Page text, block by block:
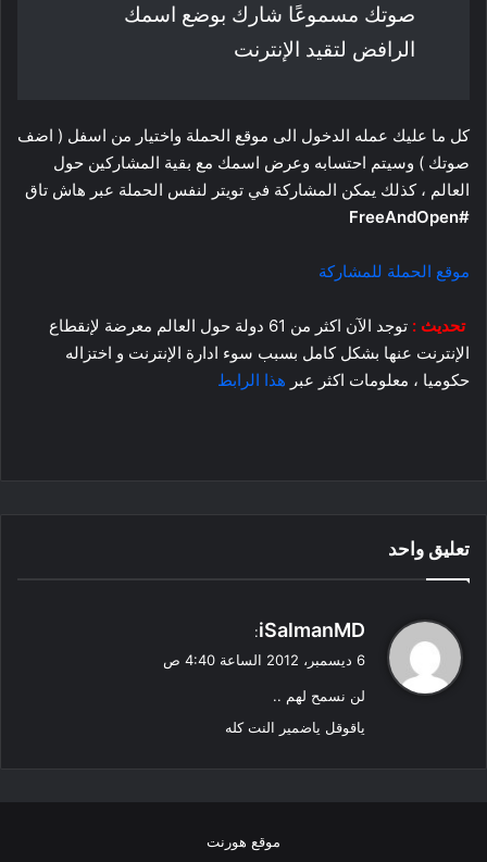
صوتك مسموعًا شارك بوضع اسمك
الرافض لتقيد الإنترنت
كل ما عليك عمله الدخول الى موقع الحملة واختيار من اسفل ( اضف
صوتك ) وسيتم احتسابه وعرض اسمك مع بقية المشاركين حول
العالم ، كذلك يمكن المشاركة في تويتر لنفس الحملة عبر هاش تاق
#FreeAndOpen
موقع الحملة للمشاركة
تحديث :
توجد الآن اكثر من 61 دولة حول العالم معرضة لإنقطاع
الإنترنت عنها بشكل كامل بسبب سوء ادارة الإنترنت و اختزاله
حكوميا ، معلومات اكثر عبر هذا الرابط
تعليق واحد
ي
ل
iSalmanMD
:
6 ديسمبر، 2012 الساعة 4:40 ص
لن نسمح لهم ..
ياقوقل ياضمير النت كله
موقع هورنت